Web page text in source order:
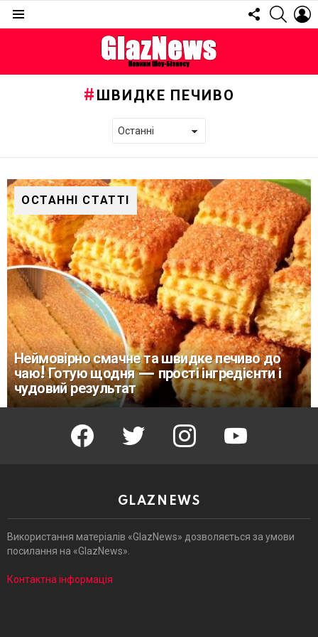
FOLLOW
US
ШВИДКЕ ПЕЧИВО
ОСТАННІ СТАТТІ
Неймовірно смачне та швидке печиво до
чаю! Готую щодня — прості інгредієнти і
чудовий результат
facebook twitter instagram youtube
GLAZNEWS
Використання матеріалів «GlazNews» дозволяється за умови
посилання на «GlazNews».
Контактна інформація